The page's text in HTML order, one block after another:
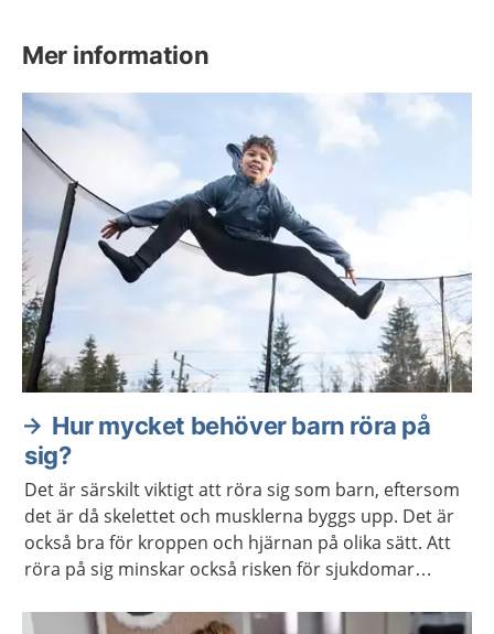
Mer information
Hur mycket behöver barn röra på
sig?
Det är särskilt viktigt att röra sig som barn, eftersom
det är då skelettet och musklerna byggs upp. Det är
också bra för kroppen och hjärnan på olika sätt. Att
röra på sig minskar också risken för sjukdomar